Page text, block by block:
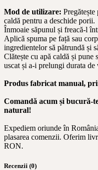
Mod de utilizare: Pregătește
caldă pentru a deschide porii.
Înmoaie săpunul și freacă-l
Aplică spuma pe față sau
ingredientelor să pătrundă și
Clătește cu apă caldă și pune
uscat și a-i prelungi durata de
Produs fabricat manual,
Comandă acum și bucură-
natural!
Expediem oriunde în
plasarea comenzii. Oferim
RON.
Recenzii (0)